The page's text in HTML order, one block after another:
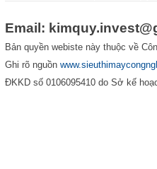
Email:
Bản quyền webiste này thuộc về
Ghi rõ nguồn
ĐKKD số 0106095410 do Sở kế